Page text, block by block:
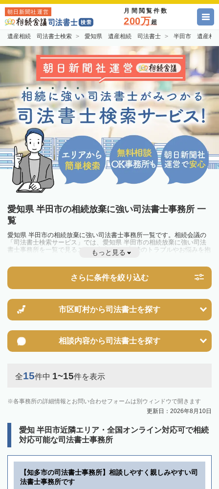
朝日新聞社運営 月間閲覧件数
200万超
遺産相続 司法書士検索 愛知県 遺産相続 司法書士 半田市 遺産相
愛知県 半田市の相続放棄に強い司法書士事務所 一
覧
愛知県 半田市の相続放棄に強い司法書士事務所一覧です。相続会議の
「司法書士検索サービス」では、愛知県 半田市の相続放棄に強い司法
書士事務所を一覧で見ることが出来ます。相続のトラブルやお悩みを抱
えている方は一度近隣の司法書士に相談してみましょう。
もっと見る
さらに条件を絞り込む
市区町村から司法書士を探す
相談内容から司法書士を探す
全15件中 1~15件を表示
各事務所の詳細情報とお問い合わせフォームは別ウィンドウで開きます
更新日：2026年8月10日
愛知 半田市近隣エリア・全国オンライン対応可で相続
対応可能な司法書士事務所
【知多市の司法書士事務所】相談しやすく親しみやすい司
法書士事務所です